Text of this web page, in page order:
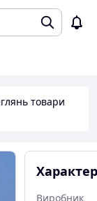
товари
Виробник